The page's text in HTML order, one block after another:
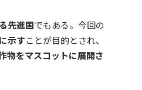
先進国でもある。今回の
示すことが目的とされ、
物をマスコットに展開さ